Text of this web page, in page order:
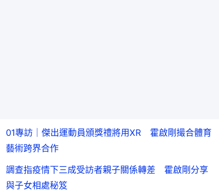
01專訪｜傑出運動員頒獎禮將用XR 霍啟剛撮合體育
藝術跨界合作
調查指疫情下三成受訪者親子關係轉差 霍啟剛分享
與子女相處秘笈